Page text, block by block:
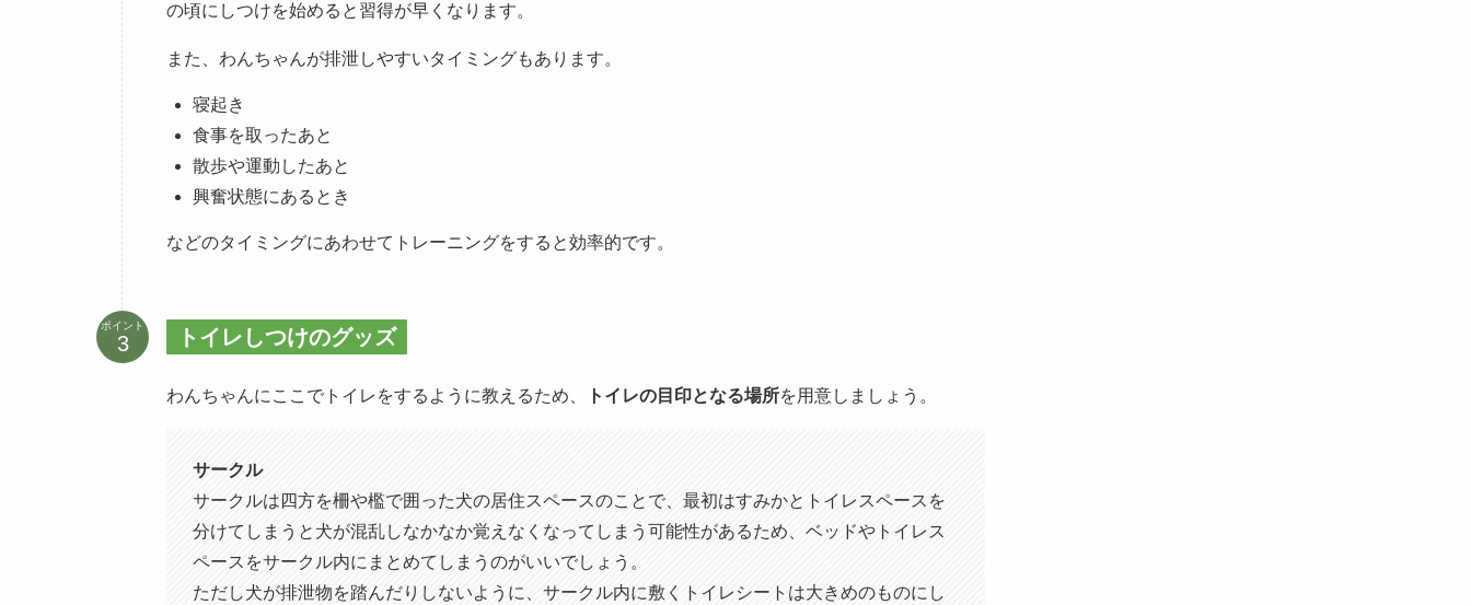
の頃にしつけを始めると習得が早くなります。
また、わんちゃんが排泄しやすいタイミングもあります。
寝起き
食事を取ったあと
散歩や運動したあと
興奮状態にあるとき
などのタイミングにあわせてトレーニングをすると効率的です。
ポイント トイレしつけのグッズ
わんちゃんにここでトイレをするように教えるため、 トイレの目印となる場所を用意しましょう。
サークル
サークルは四方を柵や檻で囲った犬の居住スペースのことで、最初はすみかとトイレスペースを
分けてしまうと犬が混乱しなかなか覚えなくなってしまう可能性があるため、ベッドやトイレス
ペースをサークル内にまとめてしまうのがいいでしょう。
ただし犬が排泄物を踏んだりしないように、サークル内に敷くトイレシートは大きめのものにし